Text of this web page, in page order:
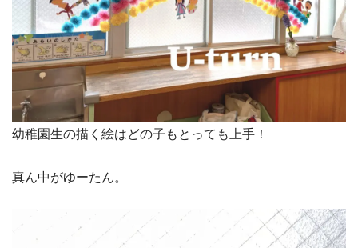
幼稚園生の描く絵はどの子もとっても上手！
真ん中がゆーたん。